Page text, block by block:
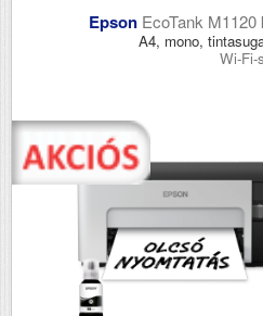
Epson EcoTank
A4, mono,
Wi-Fi-s